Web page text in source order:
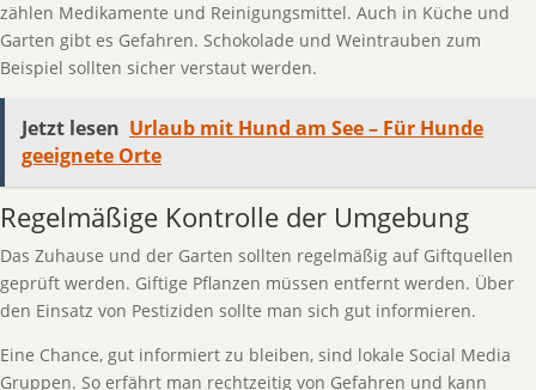
zählen Medikamente und Reinigungsmittel. Auch in Küche und
Garten gibt es Gefahren. Schokolade und Weintrauben zum
Beispiel sollten sicher verstaut werden.
Jetzt lesen Urlaub mit Hund am See – Für Hunde
geeignete Orte
Regelmäßige Kontrolle der Umgebung
Das Zuhause und der Garten sollten regelmäßig auf Giftquellen
geprüft werden. Giftige Pflanzen müssen entfernt werden. Über
den Einsatz von Pestiziden sollte man sich gut informieren.
Eine Chance, gut informiert zu bleiben, sind lokale Social Media
Gruppen. So erfährt man rechtzeitig von Gefahren und kann